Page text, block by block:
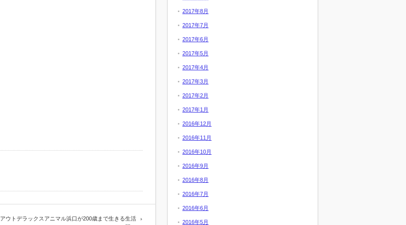
アウトデラックスアニマル浜口が200歳まで生きる生活
2017年8月
2017年7月
2017年6月
2017年5月
2017年4月
2017年3月
2017年2月
2017年1月
2016年12月
2016年11月
2016年10月
2016年9月
2016年8月
2016年7月
2016年6月
2016年5月